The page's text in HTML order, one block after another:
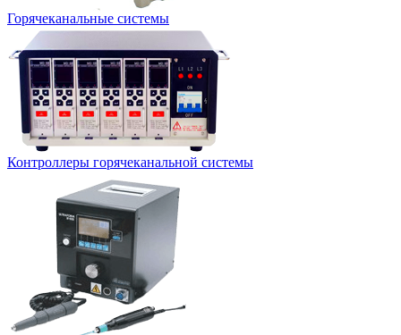
Горячеканальные системы
Контроллеры горячеканальной системы